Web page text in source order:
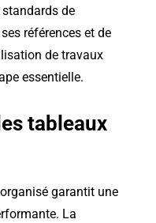
de
références et de
de travaux
essentielle.
tableaux
garantit une
La